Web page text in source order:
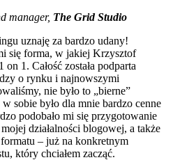
manager, The Grid Studio
uznaję za bardzo udany!
się forma, w jakiej Krzysztof
1. Całość została podparta
o rynku i najnowszymi
nie było to „bierne”
w sobie było dla mnie bardzo cenne
podobało mi się przygotowanie
działalności blogowej, a także
– już na konkretnym
który chciałem zacząć.